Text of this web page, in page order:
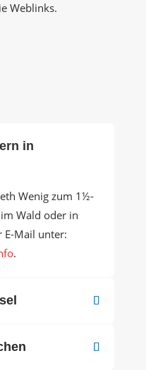
Weblinks.
in
Wenig zum 1½-
Wald oder in
E-Mail unter:
.